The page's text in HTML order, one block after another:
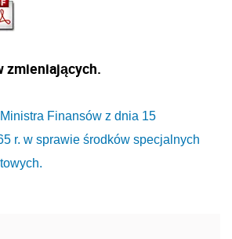
zmieniających.
Finansów z dnia 15
r. w sprawie środków specjalnych